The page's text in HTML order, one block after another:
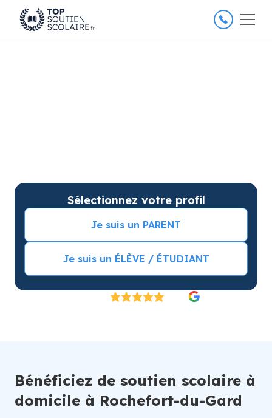
26 000 élèves satisfaits
Sélectionnez votre profil
Je suis un PARENT
Je suis un ÉLÈVE / ÉTUDIANT
Bénéficiez de soutien scolaire à
domicile à Rochefort-du-Gard